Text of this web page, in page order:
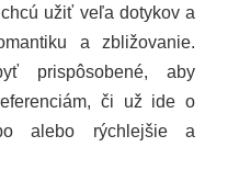
užiť veľa dotykov a
a zbližovanie.
prispôsobené, aby
či už ide o
alebo rýchlejšie a